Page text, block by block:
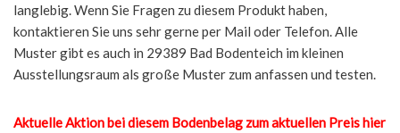
langlebig. Wenn Sie Fragen zu diesem Produkt haben,
kontaktieren Sie uns sehr gerne per Mail oder Telefon. Alle
Muster gibt es auch in 29389 Bad Bodenteich im kleinen
Ausstellungsraum als große Muster zum anfassen und testen.
Aktuelle Aktion bei diesem Bodenbelag zum aktuellen Preis hier